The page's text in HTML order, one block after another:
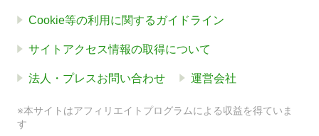
Cookie等の利用に関するガイドライン
サイトアクセス情報の取得について
法人・プレスお問い合わせ 運営会社
※本サイトはアフィリエイトプログラムによる収益を得ていま
す